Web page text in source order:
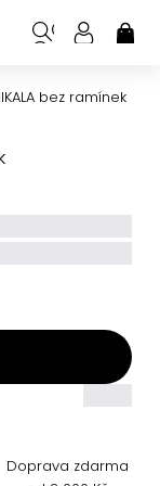
bez ramínek
Doprava zdarma